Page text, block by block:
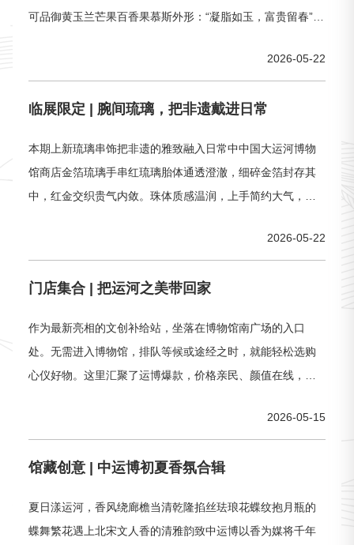
可品御黄玉兰芒果百香果慕斯外形：“凝脂如玉，富贵留春”配
油、低粉、细砂糖、吉利丁、果胶糖艺玉兰纤巧灵动以灯工
于慕斯化作可品可赏的舌尖佳作松石清润荔枝杨梅慕斯外
2026-05-22
临展限定 | 腕间琉璃，把非遗戴进日常
本期上新琉璃串饰把非遗的雅致融入日常中中国大运河博物
馆商店金箔琉璃手串红琉璃胎体通透澄澈，细碎金箔封存其
中，红金交织贵气内敛。珠体质感温润，上手简约大气，低
璃珠饱满圆润，仿猫眼工艺细腻入微，哑光质地宛若温润光
古雅致，上手沉稳大气，尽显温婉格调。凤尾手串粉白渐变
2026-05-22
门店集合 | 把运河之美带回家
作为最新亮相的文创补给站，坐落在博物馆南广场的入口
处。无需进入博物馆，排队等候或途经之时，就能轻松选购
心仪好物。这里汇聚了运博爆款，价格亲民、颜值在线，让
2026-05-15
馆藏创意 | 中运博初夏香氛合辑
夏日漾运河，香风绕廊檐当清乾隆掐丝珐琅花蝶纹抱月瓶的
蝶舞繁花遇上北宋文人香的清雅韵致中运博以香为媒将千年